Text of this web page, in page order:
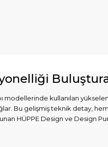
modellerinde kullanılan
Bu gelişmiş teknik detay,
HÜPPE Design ve Design